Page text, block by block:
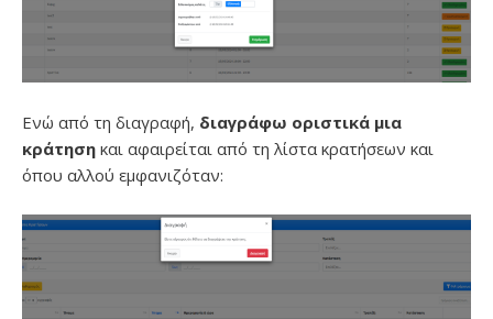
Ενώ από τη διαγραφή, διαγράφω οριστικά μια
κράτηση και αφαιρείται από τη λίστα κρατήσεων και
όπου αλλού εμφανιζόταν: